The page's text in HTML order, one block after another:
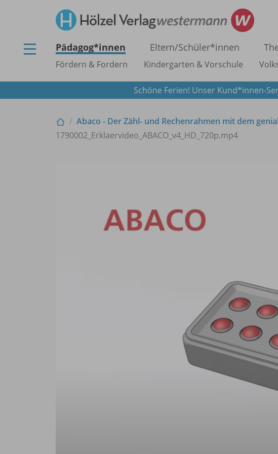
Pädagog*innen Eltern/Schüler*innen
Fördern & Fordern Kindergarten & Vorschule
Schöne Ferien! Unser Kund*innen-
Abaco - Der Zähl- und Rechenrahmen mit dem
1790002_ Erklaervideo_ ABACO_ v4_ HD_ 720p.mp4